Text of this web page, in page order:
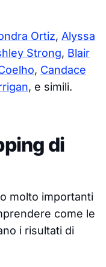
Ortiz, Alyssa
Strong, Blair
, Candace
, e simili.
di
molto importanti
come le
i risultati di